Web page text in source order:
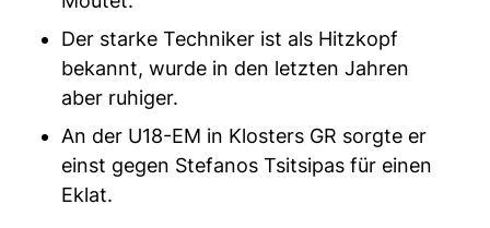
Der starke Techniker ist als Hitzkopf
bekannt, wurde in den letzten Jahren
aber ruhiger.
An der U18-EM in Klosters GR sorgte er
einst gegen Stefanos Tsitsipas für einen
Eklat.